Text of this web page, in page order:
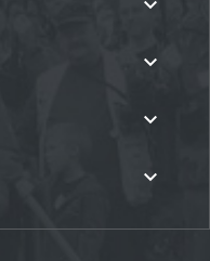



